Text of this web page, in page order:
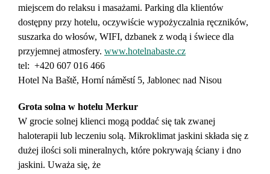
miejscem do relaksu i masażami. Parking dla klientów
dostępny przy hotelu, oczywiście wypożyczalnia ręczników,
suszarka do włosów, WIFI, dzbanek z wodą i świece dla
przyjemnej atmosfery. www.hotelnabaste.cz
tel: +420 607 016 466
Hotel Na Baště, Horní náměstí 5, Jablonec nad Nisou
Grota solna w hotelu Merkur
W grocie solnej klienci mogą poddać się tak zwanej
haloterapii lub leczeniu solą. Mikroklimat jaskini składa się z
dużej ilości soli mineralnych, które pokrywają ściany i dno
jaskini. Uważa się, że